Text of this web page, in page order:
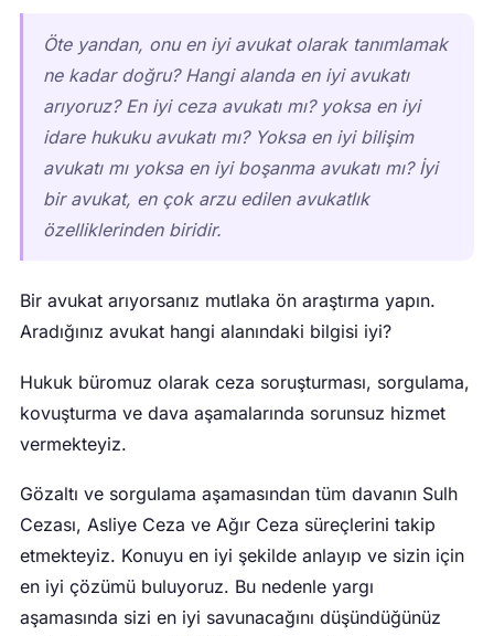
Öte yandan, onu en iyi avukat olarak tanımlamak
ne kadar doğru? Hangi alanda en iyi avukatı
arıyoruz? En iyi ceza avukatı mı? yoksa en iyi
idare hukuku avukatı mı? Yoksa en iyi bilişim
avukatı mı yoksa en iyi boşanma avukatı mı? İyi
bir avukat, en çok arzu edilen avukatlık
özelliklerinden biridir.
Bir avukat arıyorsanız mutlaka ön araştırma yapın.
Aradığınız avukat hangi alanındaki bilgisi iyi?
Hukuk büromuz olarak ceza soruşturması, sorgulama,
kovuşturma ve dava aşamalarında sorunsuz hizmet
vermekteyiz.
Gözaltı ve sorgulama aşamasından tüm davanın Sulh
Cezası, Asliye Ceza ve Ağır Ceza süreçlerini takip
etmekteyiz. Konuyu en iyi şekilde anlayıp ve sizin için
en iyi çözümü buluyoruz. Bu nedenle yargı
aşamasında sizi en iyi savunacağını düşündüğünüz